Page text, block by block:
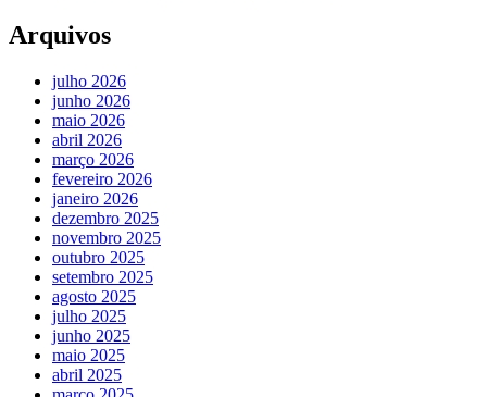
Arquivos
julho 2026
junho 2026
maio 2026
abril 2026
março 2026
fevereiro 2026
janeiro 2026
dezembro 2025
novembro 2025
outubro 2025
setembro 2025
agosto 2025
julho 2025
junho 2025
maio 2025
abril 2025